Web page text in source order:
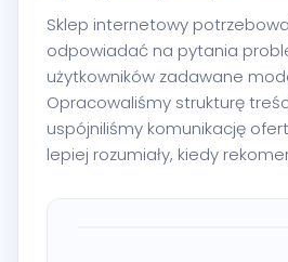
Sklep internetowy
odpowiadać na pytania
użytkowników zadawane
Opracowaliśmy strukturę
uspójniliśmy komunikację
lepiej rozumiały, kiedy